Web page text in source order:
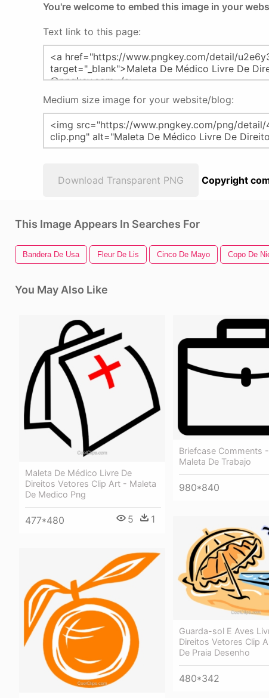
You're welcome to embed this image in your
Text link to this page:
Medium size image for your website/blog:
Download Transparent PNG Copyright
This Image Appears In Searches For
Bandera De Usa Fleur De Lis Cinco De Mayo Copo De
You May Also Like
Maleta De Médico Livre De
Direitos Vetores Clip Art - Maleta
De Medico Png
477*480 5 1
Briefcase Comments
Maleta De Trabajo
980*840
Guarda-sol E Aves
Direitos Vetores Clip
De Praia Desenho
480*342